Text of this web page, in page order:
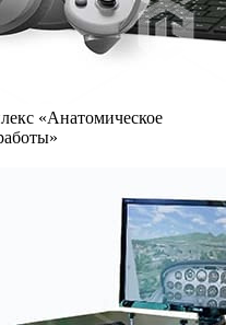
«Анатомическое